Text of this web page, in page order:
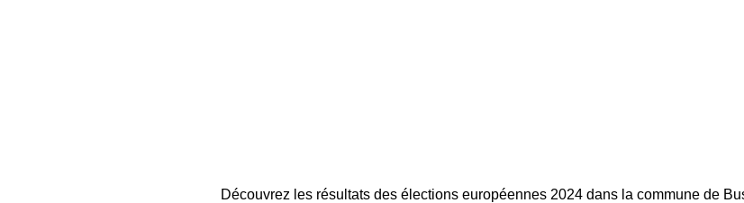
Découvrez les résultats des élections européennes 2024 dans la commune de